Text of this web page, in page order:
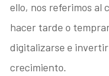
ello, nos referimos al
hacer tarde o
digitalizarse e
crecimiento.